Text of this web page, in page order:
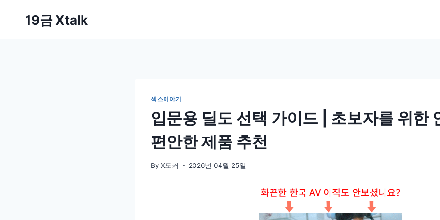
19금 Xtalk
섹스이야기
입문용 딜도 선택 가이드 | 초보자를 위한
편안한 제품 추천
By X토커 2026년 04월 25일